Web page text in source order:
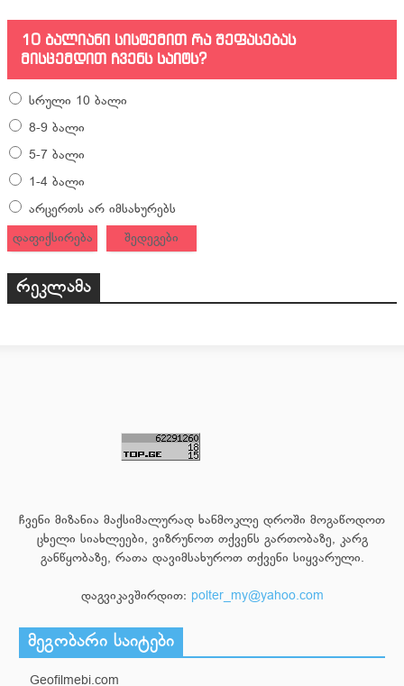
10 ბალიანი სისტემით რა შეფასებას
მისცემდით ჩვენს საიტს?
სრული 10 ბალი
8-9 ბალი
5-7 ბალი
1-4 ბალი
არცერთს არ იმსახურებს
დაფიქსირება
შედეგები
რეკლამა
ჩვენი მიზანია მაქსიმალურად ხანმოკლე დროში მოგაწოდოთ
ცხელი სიახლეები, ვიზრუნოთ თქვენს გართობაზე, კარგ
განწყობაზე, რათა დავიმსახუროთ თქვენი სიყვარული.
დაგვიკავშირდით: polter_my@yahoo.com
მეგობარი საიტები
Geofilmebi.com